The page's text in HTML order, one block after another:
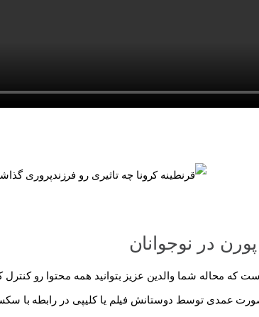
در نوجوانان
که محاله شما والدین عزیز بتوانید همه محتوا رو
صورت عمدی توسط دوستانش فیلم یا کلیپی در رابطه با